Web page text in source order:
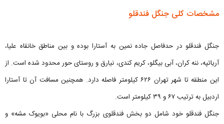
مشخصات کلی جنگل فندقلو
جنگل فندقلو در حدفاصل جاده نمین به آستارا بوده و بین مناطق خانقاه علیا،
آریاتپه، ننه کران، آبی بیگلو، کریم کندی، نیارق و روستای حور محدود شده است. از
این منطقه تا شهر تهران ۶۲۶ کیلومتر فاصله دارد. همچنین مسافت آن تا آستارا
اردبیل به ترتیب ۶۷ و ۳۹ کیلومتر است.
جنگل فندقلو خود شامل دو بخش فندقلوی بزرگ با نام محلی «بویوک مشه» و